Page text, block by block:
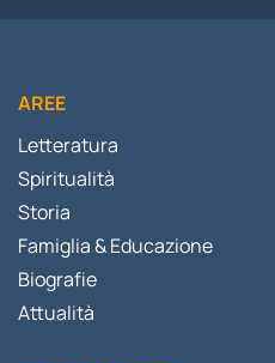
AREE
Letteratura
Spiritualità
Storia
Famiglia & Educazione
Biografie
Attualità